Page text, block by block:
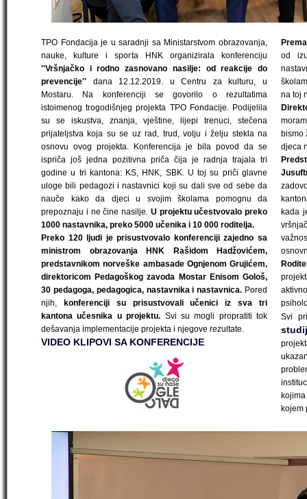
TPO Fondacija je u saradnji sa Ministarstvom obrazovanja,
nauke, kulture i sporta HNK organizirala konferenciju
''Vršnjačko i rodno zasnovano nasilje: od reakcije do
prevencije'' dana 12.12.2019. u Centru za kulturu, u
Mostaru. Na konferenciji se govorilo o rezultatima
istoimenog trogodišnjeg projekta TPO Fondacije. Podijelila
su se iskustva, znanja, vještine, lijepi trenuci, stečena
prijateljstva koja su se uz rad, trud, volju i želju stekla na
osnovu ovog projekta. Konferencija je bila povod da se
ispriča još jedna pozitivna priča čija je radnja trajala tri
godine u tri kantona: KS, HNK, SBK. U toj su priči glavne
uloge bili pedagozi i nastavnici koji su dali sve od sebe da
nauče kako da djeci u svojim školama pomognu da
prepoznaju i ne čine nasilje. U projektu učestvovalo preko
1000 nastavnika, preko 5000 učenika i 10 000 roditelja.
Preko 120 ljudi je prisustvovalo konferenciji zajedno sa
ministrom obrazovanja HNK Rašidom Hadžovićem,
predstavnikom norveške ambasade Ognjenom Grujićem,
direktoricom Pedagoškog zavoda Mostar Enisom Gološ,
30 pedagoga, pedagogica, nastavnika i nastavnica. Pored
njih,
konferenciji su prisustvovali učenici iz sva tri
kantona učesnika u projektu. Svi su mogli propratiti tok
dešavanja implementacije projekta i njegove rezultate.
VIDEO KLIPOVI SA KONFERENCIJE
od
na toj
bismo
djeca
kada
Svi
kojem